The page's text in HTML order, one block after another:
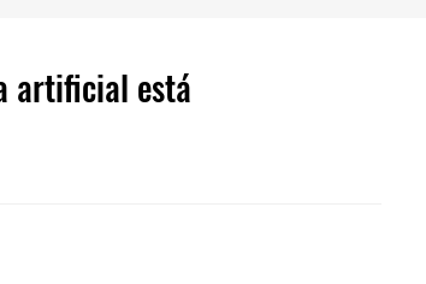
artificial está